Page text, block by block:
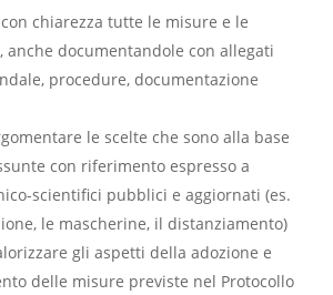
chiarezza tutte le misure e le
anche documentandole con allegati
procedure, documentazione
le scelte che sono alla base
con riferimento espresso a
scientifici pubblici e aggiornati (es.
le mascherine, il distanziamento)
gli aspetti della adozione e
delle misure previste nel Protocollo